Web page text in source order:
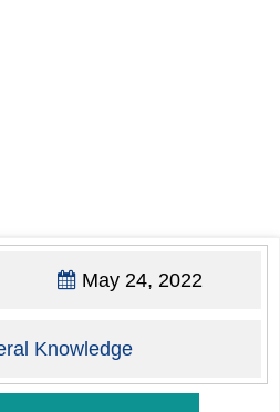
May 24, 2022
Knowledge